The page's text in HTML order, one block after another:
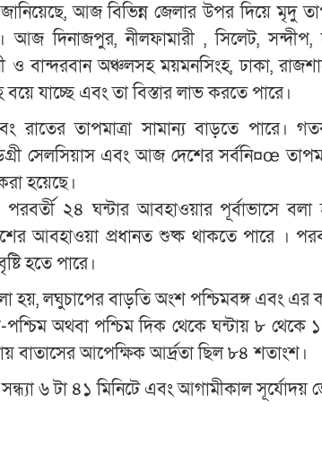
আজ বিভিন্ন জেলার উপর দিয়ে মৃদু
দিনাজপুর, নীলফামারী , সিলেট, সন্দীপ,
ও বান্দরবান অঞ্চলসহ ময়মনসিংহ, ঢাকা,
বয়ে যাচ্ছে এবং তা বিস্তার লাভ করতে পারে।
রাতের তাপমাত্রা সামান্য বাড়তে পারে।
সেলসিয়াস এবং আজ দেশের সর্বনি¤œ
হয়েছে।
২৪ ঘন্টার আবহাওয়ার পূর্বাভাসে বলা
আবহাওয়া প্রধানত শুষ্ক থাকতে পারে ।
হতে পারে।
হয়, লঘুচাপের বাড়তি অংশ পশ্চিমবঙ্গ এবং এর
অথবা পশ্চিম দিক থেকে ঘন্টায় ৮ থেকে
বাতাসের আপেক্ষিক আর্দ্রতা ছিল ৮৪ শতাংশ।
৬ টা ৪১ মিনিটে এবং আগামীকাল সূর্যোদয়